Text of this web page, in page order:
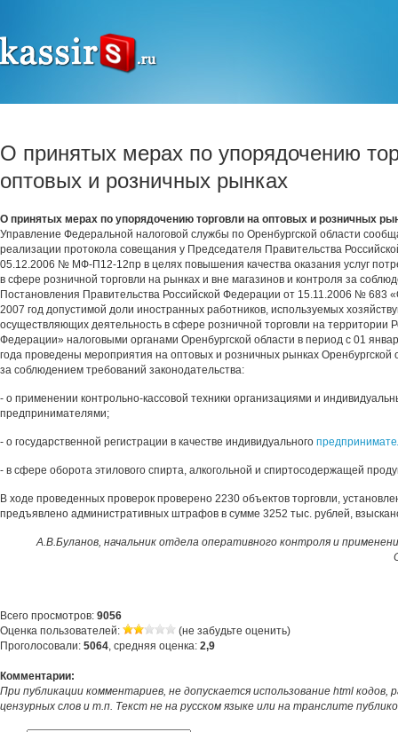
О принятых мерах по упорядочению
оптовых и розничных рынках
О принятых мерах по упорядочению торговли на оптовых и розничных
Управление Федеральной налоговой службы по Оренбургской области
реализации протокола совещания у Председателя Правительства
05.12.2006 № МФ-П12-12пр в целях повышения качества оказания услуг
в сфере розничной торговли на рынках и вне магазинов и контроля за
Постановления Правительства Российской Федерации от 15.11.2006 № 683
2007 год допустимой доли иностранных работников, используемых
осуществляющих деятельность в сфере розничной торговли на территории
Федерации» налоговыми органами Оренбургской области в период с 01
года проведены мероприятия на оптовых и розничных рынках Оренбургской
за соблюдением требований законодательства:
- о применении контрольно-кассовой техники организациями и
предпринимателями;
- о государственной регистрации в качестве индивидуального
- в сфере оборота этилового спирта, алкогольной и спиртосодержащей
В ходе проведенных проверок проверено 2230 объектов торговли,
предъявлено административных штрафов в сумме 3252 тыс. рублей,
А.В.Буланов, начальник отдела оперативного контроля и
Всего просмотров: 9056
Оценка пользователей:
(не забудьте оценить)
Проголосовали: 5064, средняя оценка: 2,9
Комментарии:
При публикации комментариев, не допускается использование html кодов,
цензурных слов и т.п. Текст не на русском языке или на транслите